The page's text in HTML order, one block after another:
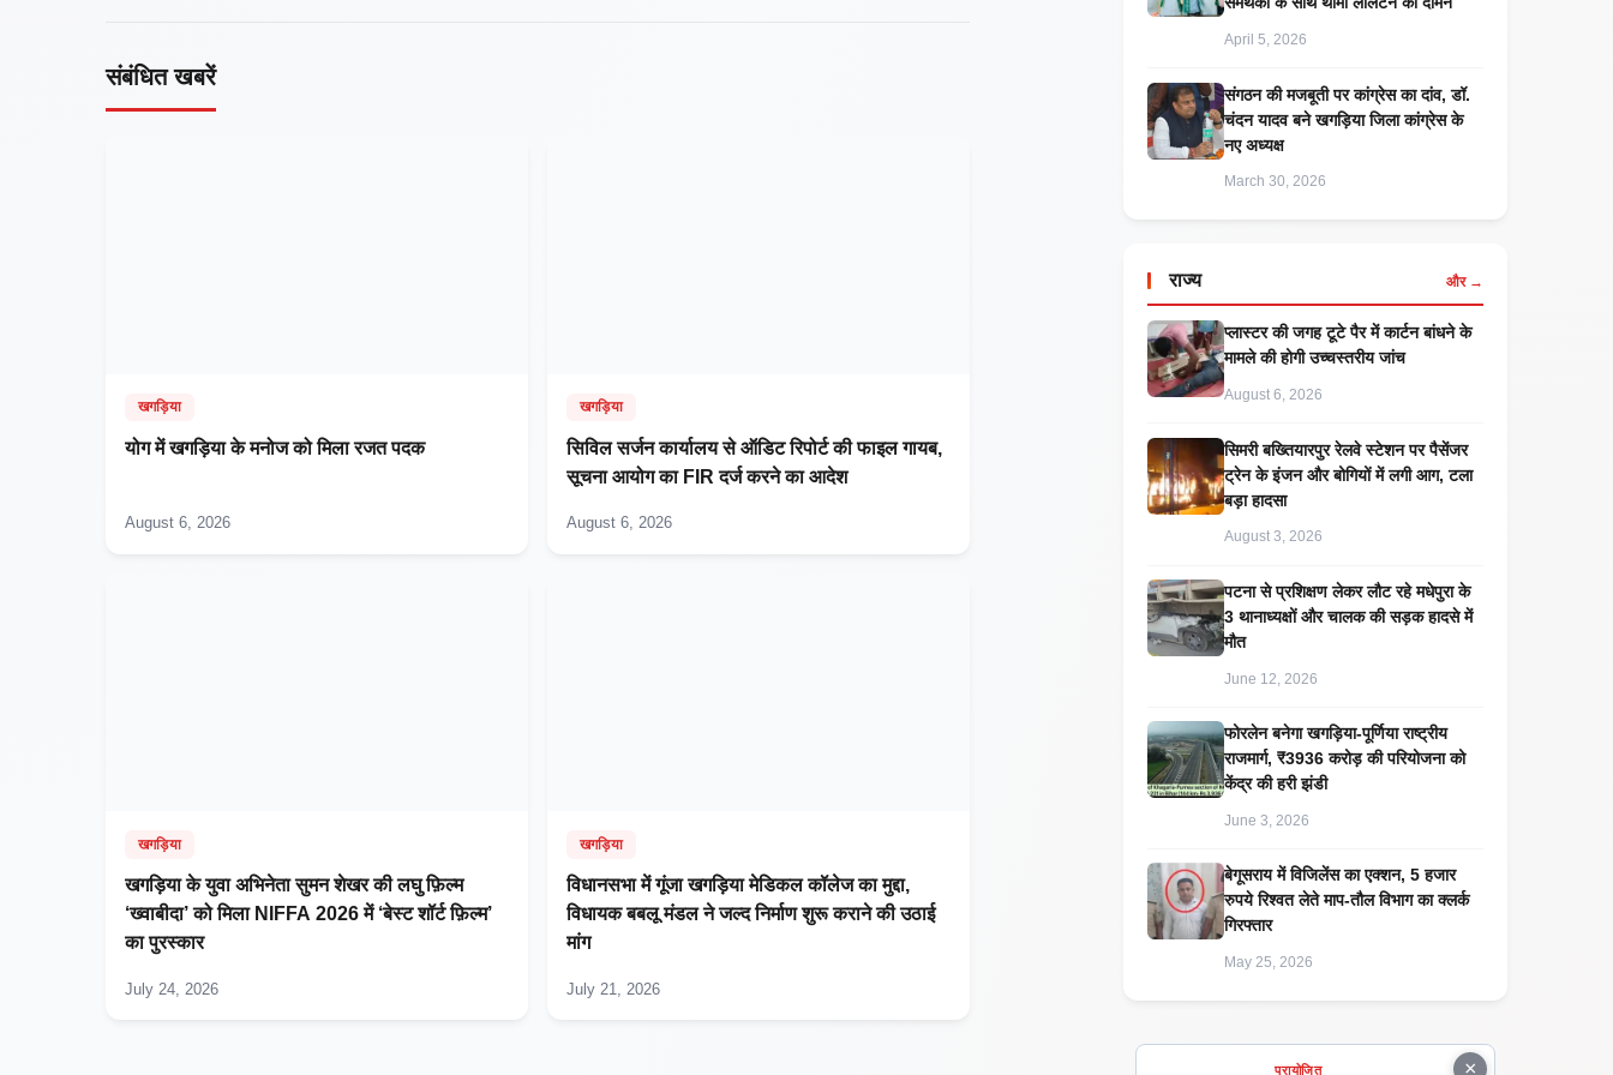
संबंधित खबरें
खगड़िया
​योग में खगड़िया के मनोज को मिला रजत पदक
August 6, 2026
खगड़िया
सिविल सर्जन कार्यालय से ऑडिट रिपोर्ट की फाइल गायब,
सूचना आयोग का FIR दर्ज करने का आदेश
August 6, 2026
खगड़िया
खगड़िया के युवा अभिनेता सुमन शेखर की लघु फ़िल्म
‘ख्वाबीदा’ को मिला NIFFA 2026 में ‘बेस्ट शॉर्ट फ़िल्म’
का पुरस्कार
July 24, 2026
खगड़िया
विधानसभा में गूंजा खगड़िया मेडिकल कॉलेज का मुद्दा,
विधायक बबलू मंडल ने जल्द निर्माण शुरू कराने की उठाई
मांग
July 21, 2026
April 5, 2026
संगठन की मजबूती पर कांग्रेस का दांव, डॉ.
चंदन यादव बने खगड़िया जिला कांग्रेस के
नए अध्यक्ष
March 30, 2026
राज्य और →
प्लास्टर की जगह टूटे पैर में कार्टन बांधने के
मामले की होगी उच्चस्तरीय जांच
August 6, 2026
सिमरी बख्तियारपुर रेलवे स्टेशन पर पैसेंजर
ट्रेन के इंजन और बोगियों में लगी आग, टला
बड़ा हादसा
August 3, 2026
पटना से प्रशिक्षण लेकर लौट रहे मधेपुरा के
3 थानाध्यक्षों और चालक की सड़क हादसे में
मौत
June 12, 2026
​फोरलेन बनेगा खगड़िया-पूर्णिया राष्ट्रीय
राजमार्ग, ₹3936 करोड़ की परियोजना को
केंद्र की हरी झंडी
June 3, 2026
बेगूसराय में विजिलेंस का एक्शन, 5 हजार
रुपये रिश्वत लेते माप-तौल विभाग का क्लर्क
गिरफ्तार
May 25, 2026
×
प्रायोजित